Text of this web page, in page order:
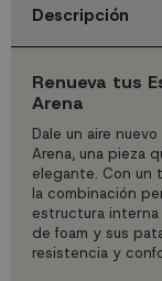
Descripción
Renueva tus
Arena
Dale un aire
Arena, una pieza
elegante. Con un
la combinación
estructura
de foam y sus
resistencia y